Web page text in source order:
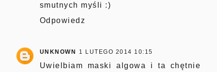
smutnych myśli :)
Odpowiedz
UNKNOWN 1 LUTEGO 2014 10:15
Uwielbiam maski algowa i ta chętnie